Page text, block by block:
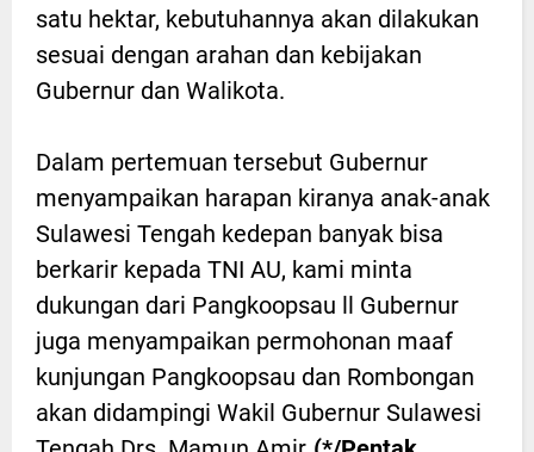
satu hektar, kebutuhannya akan dilakukan
sesuai dengan arahan dan kebijakan
Gubernur dan Walikota.
Dalam pertemuan tersebut Gubernur
menyampaikan harapan kiranya anak-anak
Sulawesi Tengah kedepan banyak bisa
berkarir kepada TNI AU, kami minta
dukungan dari Pangkoopsau ll Gubernur
juga menyampaikan permohonan maaf
kunjungan Pangkoopsau dan Rombongan
akan didampingi Wakil Gubernur Sulawesi